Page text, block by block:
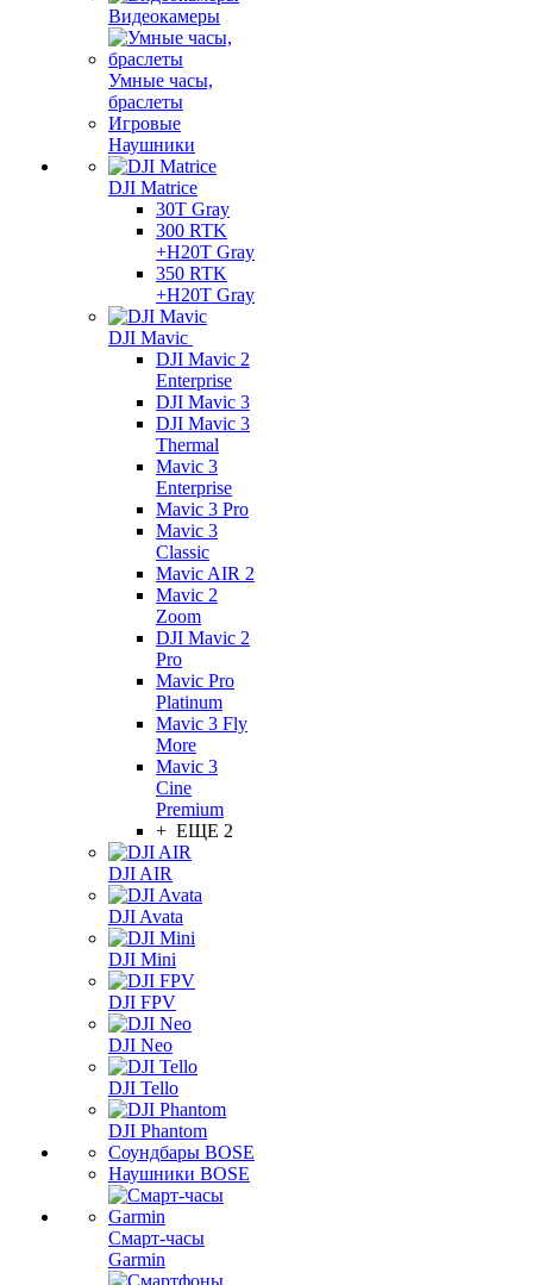
Видеокамеры
Умные часы,
браслеты
Игровые
Наушники
DJI Matrice
30T Gray
300 RTK
+H20T Gray
350 RTK
+H20T Gray
DJI Mavic
DJI Mavic 2
Enterprise
DJI Mavic 3
DJI Mavic 3
Thermal
Mavic 3
Enterprise
Mavic 3 Pro
Mavic 3
Сlassic
Mavic AIR 2
Mavic 2
Zoom
DJI Mavic 2
Pro
Mavic Pro
Platinum
Mavic 3 Fly
More
Mavic 3
Cine
Premium
+ ЕЩЕ 2
DJI AIR
DJI Avata
DJI Mini
DJI FPV
DJI Neo
DJI Tello
DJI Phantom
Соундбары BOSE
Наушники BOSE
Смарт-часы
Garmin